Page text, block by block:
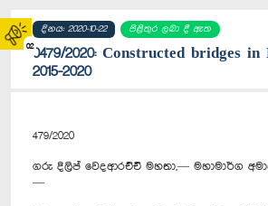
02
දිනය: 2020-10-22 පිළිතුර ලබා දී ඇත
0479/2020: Constructed bridges
2015-2020
479/2020
ගරු දිලිප් වෙදආරච්චි මහතා,— මහාමාර්ග
—